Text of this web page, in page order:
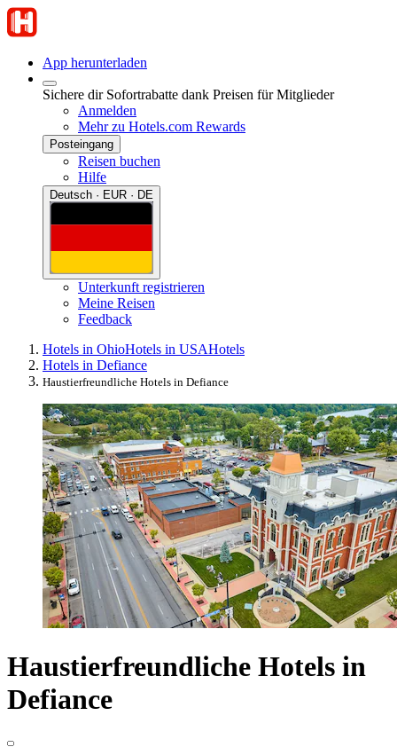
App herunterladen
Sichere dir Sofortrabatte dank Preisen für Mitglieder
Anmelden
Mehr zu Hotels.com Rewards
Posteingang
Reisen buchen
Hilfe
Deutsch · EUR · DE
Unterkunft registrieren
Meine Reisen
Feedback
Hotels in OhioHotels in USAHotels
Hotels in Defiance
Haustierfreundliche Hotels in Defiance
Haustierfreundliche Hotels in
Defiance